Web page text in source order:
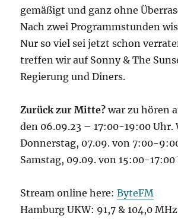
gemäßigt und ganz ohne
Nach zwei Programmstunden
Nur so viel sei jetzt schon
treffen wir auf Sonny & The
Regierung und Diners.
Zurück zur Mitte?war zu hören
den 06.09.23 – 17:00-19:00 Uhr.
Donnerstag, 07.09. von 7:00-
Samstag, 09.09. von 15:00-17:00
Stream online here:ByteFM
Hamburg UKW: 91,7 & 104,0